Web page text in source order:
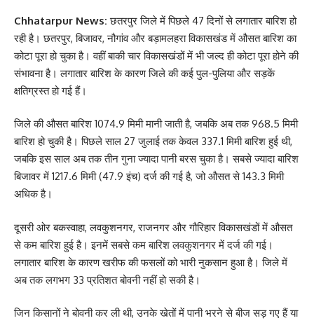
Chhatarpur News:छतरपुर जिले में पिछले 47 दिनों से लगातार बारिश हो
रही है। छतरपुर, बिजावर, नौगांव और बड़ामलहरा विकासखंड में औसत बारिश का
कोटा पूरा हो चुका है। वहीं बाकी चार विकासखंडों में भी जल्द ही कोटा पूरा होने की
संभावना है। लगातार बारिश के कारण जिले की कई पुल-पुलिया और सड़कें
क्षतिग्रस्त हो गई हैं।
जिले की औसत बारिश 1074.9 मिमी मानी जाती है, जबकि अब तक 968.5 मिमी
बारिश हो चुकी है। पिछले साल 27 जुलाई तक केवल 337.1 मिमी बारिश हुई थी,
जबकि इस साल अब तक तीन गुना ज्यादा पानी बरस चुका है। सबसे ज्यादा बारिश
बिजावर में 1217.6 मिमी (47.9 इंच) दर्ज की गई है, जो औसत से 143.3 मिमी
अधिक है।
दूसरी ओर बकस्वाहा, लवकुशनगर, राजनगर और गौरिहार विकासखंडों में औसत
से कम बारिश हुई है। इनमें सबसे कम बारिश लवकुशनगर में दर्ज की गई।
लगातार बारिश के कारण खरीफ की फसलों को भारी नुकसान हुआ है। जिले में
अब तक लगभग 33 प्रतिशत बोवनी नहीं हो सकी है।
जिन किसानों ने बोवनी कर ली थी, उनके खेतों में पानी भरने से बीज सड़ गए हैं या